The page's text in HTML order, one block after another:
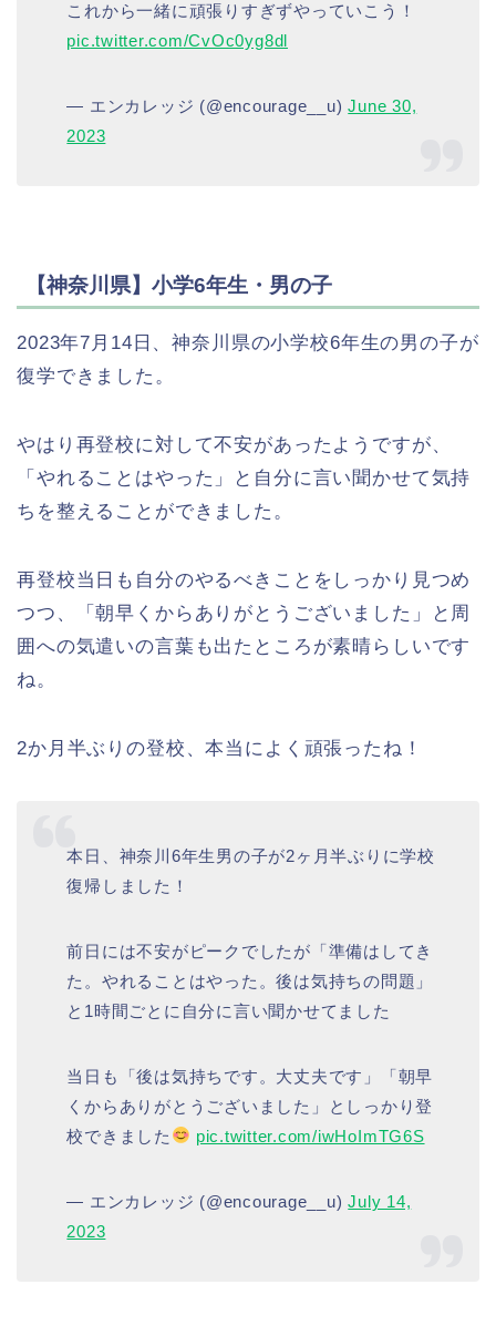
これから一緒に頑張りすぎずやっていこう！
pic.twitter.com/CvOc0yg8dl
— エンカレッジ (@encourage__u)June 30,
2023
【神奈川県】小学6年生・男の子
2023年7月14日、神奈川県の小学校6年生の男の子が
復学できました。
やはり再登校に対して不安があったようですが、
「やれることはやった」と自分に言い聞かせて気持
ちを整えることができました。
再登校当日も自分のやるべきことをしっかり見つめ
つつ、「朝早くからありがとうございました」と周
囲への気遣いの言葉も出たところが素晴らしいです
ね。
2か月半ぶりの登校、本当によく頑張ったね！
本日、神奈川6年生男の子が2ヶ月半ぶりに学校
復帰しました！
前日には不安がピークでしたが「準備はしてき
た。やれることはやった。後は気持ちの問題」
と1時間ごとに自分に言い聞かせてました
当日も「後は気持ちです。大丈夫です」「朝早
くからありがとうございました」としっかり登
校できました
pic.twitter.com/iwHoImTG6S
— エンカレッジ (@encourage__u)July 14,
2023